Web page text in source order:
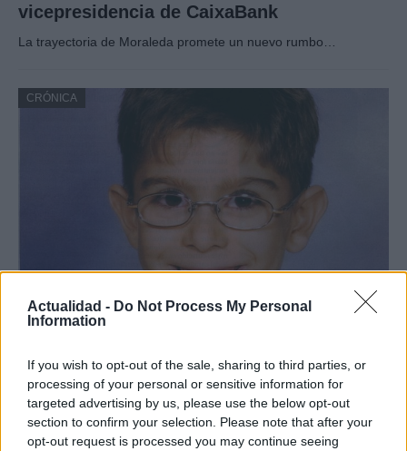
Actualidad - Do Not Process My Personal
Information
If you wish to opt-out of the sale, sharing to third parties, or
processing of your personal or sensitive information for
targeted advertising by us, please use the below opt-out
section to confirm your selection. Please note that after your
opt-out request is processed you may continue seeing
vicepresidencia de CaixaBank
La trayectoria de Moraleda promete un nuevo rumbo…
CRÓNICA
Nuevo giro en el caso Yéremi Vargas:
El ‘caso Yéremi Vargas’, el niño desaparecido en 2007…
CRÓNICA